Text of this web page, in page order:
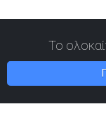
Το